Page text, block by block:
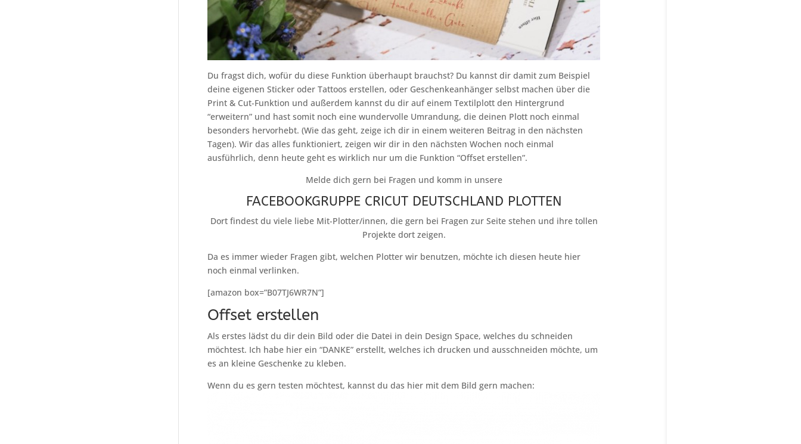
Du fragst dich, wofür du diese Funktion überhaupt brauchst? Du kannst dir damit zum Beispiel
deine eigenen Sticker oder Tattoos erstellen, oder Geschenkeanhänger selbst machen über die
Print & Cut-Funktion und außerdem kannst du dir auf einem Textilplott den Hintergrund
“erweitern” und hast somit noch eine wundervolle Umrandung, die deinen Plott noch einmal
besonders hervorhebt. (Wie das geht, zeige ich dir in einem weiteren Beitrag in den nächsten
Tagen). Wir das alles funktioniert, zeigen wir dir in den nächsten Wochen noch einmal
ausführlich, denn heute geht es wirklich nur um die Funktion “Offset erstellen”.
Melde dich gern bei Fragen und komm in unsere
FACEBOOKGRUPPE CRICUT DEUTSCHLAND PLOTTEN
Dort findest du viele liebe Mit-Plotter/innen, die gern bei Fragen zur Seite stehen und ihre tollen
Projekte dort zeigen.
Da es immer wieder Fragen gibt, welchen Plotter wir benutzen, möchte ich diesen heute hier
noch einmal verlinken.
[amazon box=”B07TJ6WR7N”]
Offset erstellen
Als erstes lädst du dir dein Bild oder die Datei in dein Design Space, welches du schneiden
möchtest. Ich habe hier ein “DANKE” erstellt, welches ich drucken und ausschneiden möchte, um
es an kleine Geschenke zu kleben.
Wenn du es gern testen möchtest, kannst du das hier mit dem Bild gern machen: